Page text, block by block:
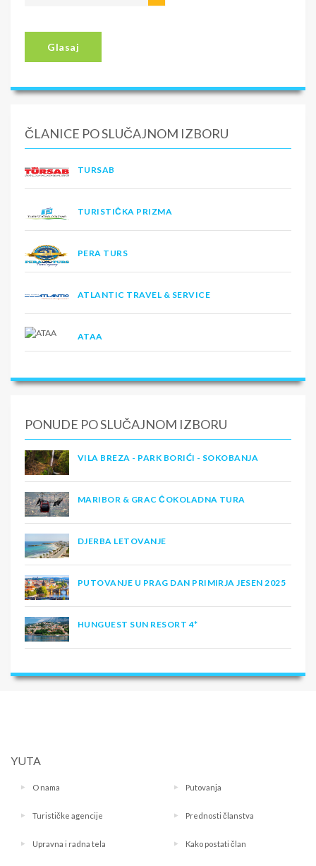
Glasaj
ČLANICE PO SLUČAJNOM IZBORU
TURSAB
TURISTIČKA PRIZMA
PERA TURS
ATLANTIC TRAVEL & SERVICE
ATAA
PONUDE PO SLUČAJNOM IZBORU
VILA BREZA - PARK BORIĆI - SOKOBANJA
MARIBOR & GRAC ČOKOLADNA TURA
DJERBA LETOVANJE
PUTOVANJE U PRAG DAN PRIMIRJA JESEN 2025
HUNGUEST SUN RESORT 4*
YUTA
O nama Putovanja
Turističke agencije Prednosti članstva
Upravna i radna tela Kako postati član